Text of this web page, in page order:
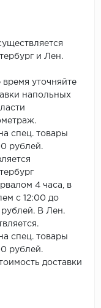
No brand
Quality Flooring
ROYCE
Smartprofile
SPC
SPC Alta Step
и Лен.
время уточняйте
напольных
спец. товары
рублей.
4 часа, в
с 12:00 до
В Лен.
спец. товары
рублей.
доставки